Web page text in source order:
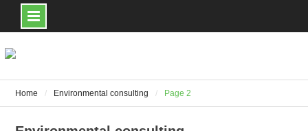
to
content
Home Environmental consulting Page 2